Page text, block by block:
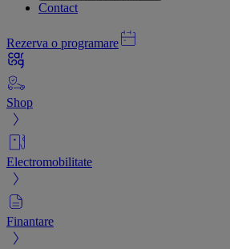
Contact
Rezerva o programare
Shop
Electromobilitate
Finantare